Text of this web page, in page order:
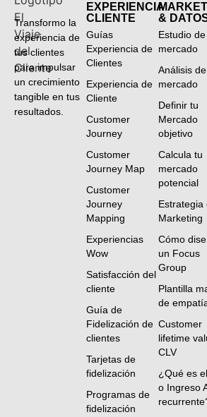
Transformo la
experiencia de
tus clientes
para impulsar
un crecimiento
tangible en tus
resultados.
EXPERIENCIA
CLIENTE
Guías
Experiencia de
Clientes
Experiencia de
Cliente
Customer
Journey
Customer
Journey Map
Customer
Journey
Mapping
Experiencias
Wow
Satisfacción del
cliente
Guía de
Fidelización de
clientes
Tarjetas de
fidelización
Programas de
fidelización
&
Estudio de
mercado
Análisis de
mercado
Definir tu
Mercado
objetivo
Calcula tu
mercado
potencial
Estrategia
Marketing
Cómo
un Focus
Group
Plantilla
de
Customer
lifetime
CLV
¿Qué es
o Ingreso